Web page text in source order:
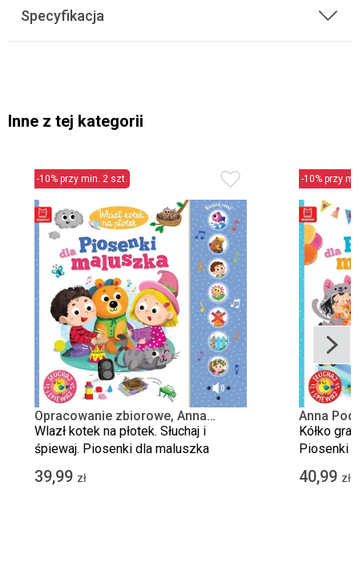
Specyfikacja
Inne z tej kategorii
-10% przy min. 2 szt.
Opracowanie zbiorowe, Anna
Podgórska
Wlazł kotek na płotek. Słuchaj i
śpiewaj. Piosenki dla maluszka
39,99 zł
-10% przy
Anna
Kółko
Piosenki
40,99 zł